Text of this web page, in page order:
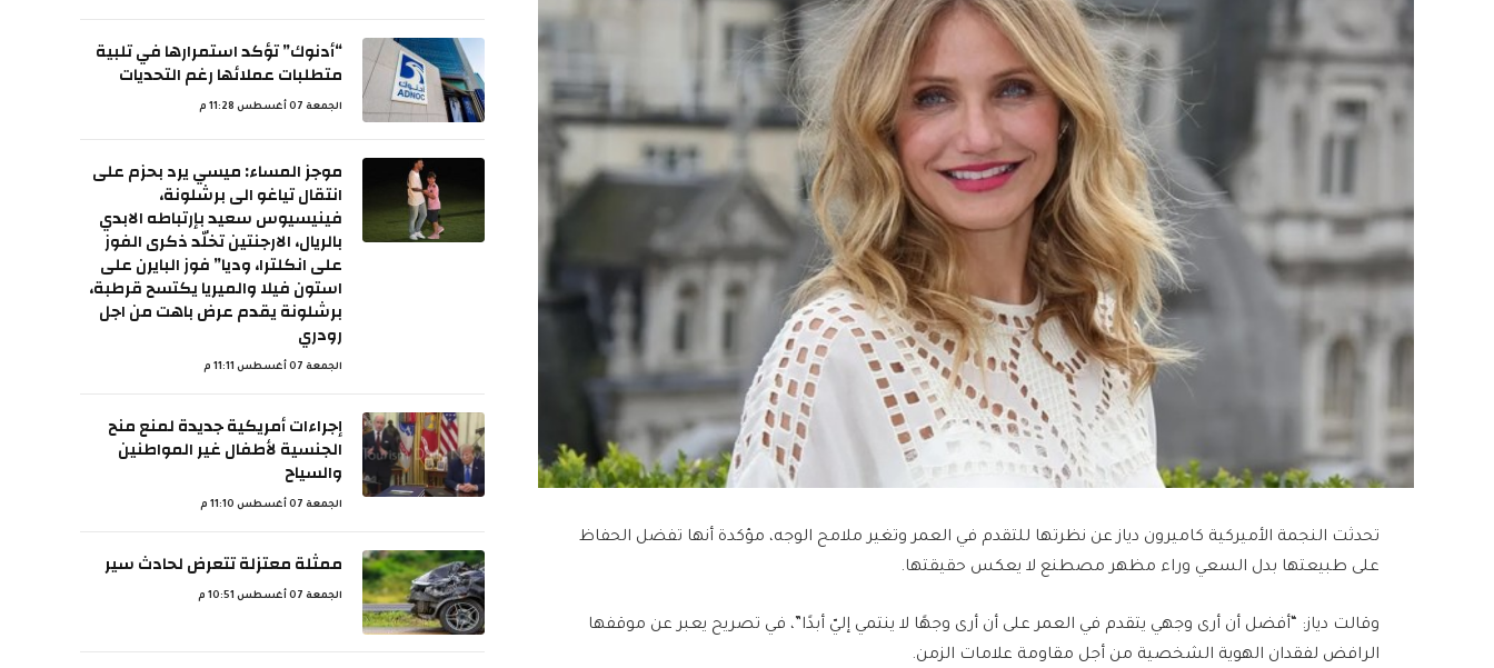
تحدثت النجمة الأميركية كاميرون دياز عن نظرتها للتقدم في العمر وتغير ملامح الوجه، مؤكدة أنها تفضل الحفاظ
على طبيعتها بدل السعي وراء مظهر مصطنع لا يعكس حقيقتها.
وقالت دياز: “أفضل أن أرى وجهي يتقدم في العمر على أن أرى وجهًا لا ينتمي إليّ أبدًا”، في تصريح يعبر عن موقفها
الرافض لفقدان الهوية الشخصية من أجل مقاومة علامات الزمن.
“أدنوك” تؤكد استمرارها في تلبية
متطلبات عملائها رغم التحديات
الجمعة 07 أغسطس 11:28 م
موجز المساء: ميسي يرد بحزم على
انتقال تياغو الى برشلونة،
فينيسيوس سعيد بإرتباطه الابدي
بالريال، الارجنتين تخلّد ذكرى الفوز
على انكلترا، وديا” فوز البايرن على
استون فيلا والميريا يكتسح قرطبة،
برشلونة يقدم عرض باهت من اجل
رودري
الجمعة 07 أغسطس 11:11 م
إجراءات أمريكية جديدة لمنع منح
الجنسية لأطفال غير المواطنين
والسياح
الجمعة 07 أغسطس 11:10 م
ممثلة معتزلة تتعرض لحادث سير
الجمعة 07 أغسطس 10:51 م